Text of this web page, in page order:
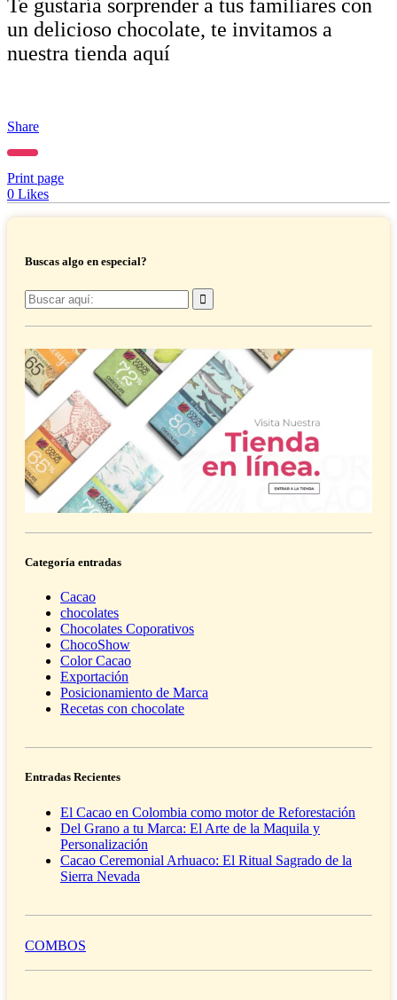
Te gustaría sorprender a tus familiares con
un delicioso chocolate, te invitamos a
nuestra tienda aquí
Share
Print page
0 Likes
Buscas algo en especial?
Buscar
por:
Categoría entradas
Cacao
chocolates
Chocolates Coporativos
ChocoShow
Color Cacao
Exportación
Posicionamiento de Marca
Recetas con chocolate
Entradas Recientes
El Cacao en Colombia como motor de Reforestación
Del Grano a tu Marca: El Arte de la Maquila y
Personalización
Cacao Ceremonial Arhuaco: El Ritual Sagrado de la
Sierra Nevada
COMBOS